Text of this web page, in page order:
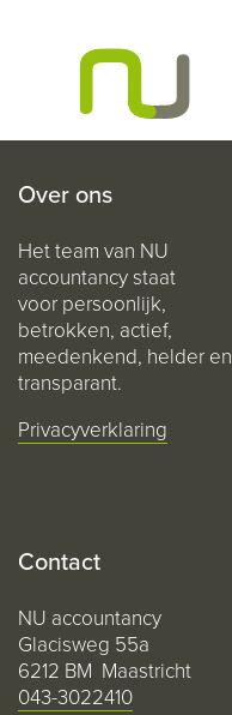
Over ons
Het team van NU
accountancy staat
voor persoonlijk,
betrokken, actief,
meedenkend, helder en
transparant.
Privacyverklaring
Contact
NU accountancy
Glacisweg 55a
6212 BM Maastricht
043-3022410